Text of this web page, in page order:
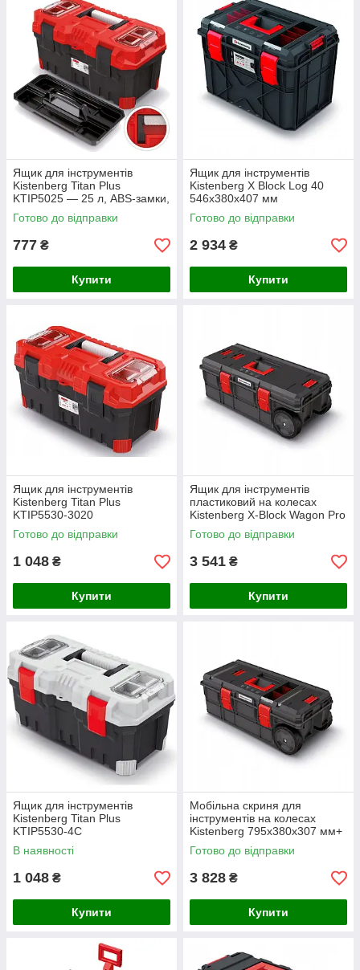
Ящик для інструментів
Kistenberg Titan Plus
KTIP5025 — 25 л, ABS-замки,
2 органайзери в кришці
Готово до відправки
777 ₴
Купити
Ящик для інструментів
Kistenberg X Block Log 40
546х380х407 мм
KXB604040F
Готово до відправки
2 934 ₴
Купити
Ящик для інструментів
Kistenberg Titan Plus
KTIP5530-3020
Готово до відправки
1 048 ₴
Купити
Ящик для інструментів
пластиковий на колесах
Kistenberg X-Block Wagon Pro
795x380x307 + ручка
KXB8040W
Готово до відправки
3 541 ₴
Купити
Ящик для інструментів
Kistenberg Titan Plus
KTIP5530-4C
В наявності
1 048 ₴
Купити
Мобільна скриня для
інструментів на колесах
Kistenberg 795x380x307 мм+
ручка X BLOCK TECH Wagon
Готово до відправки
3 828 ₴
Купити